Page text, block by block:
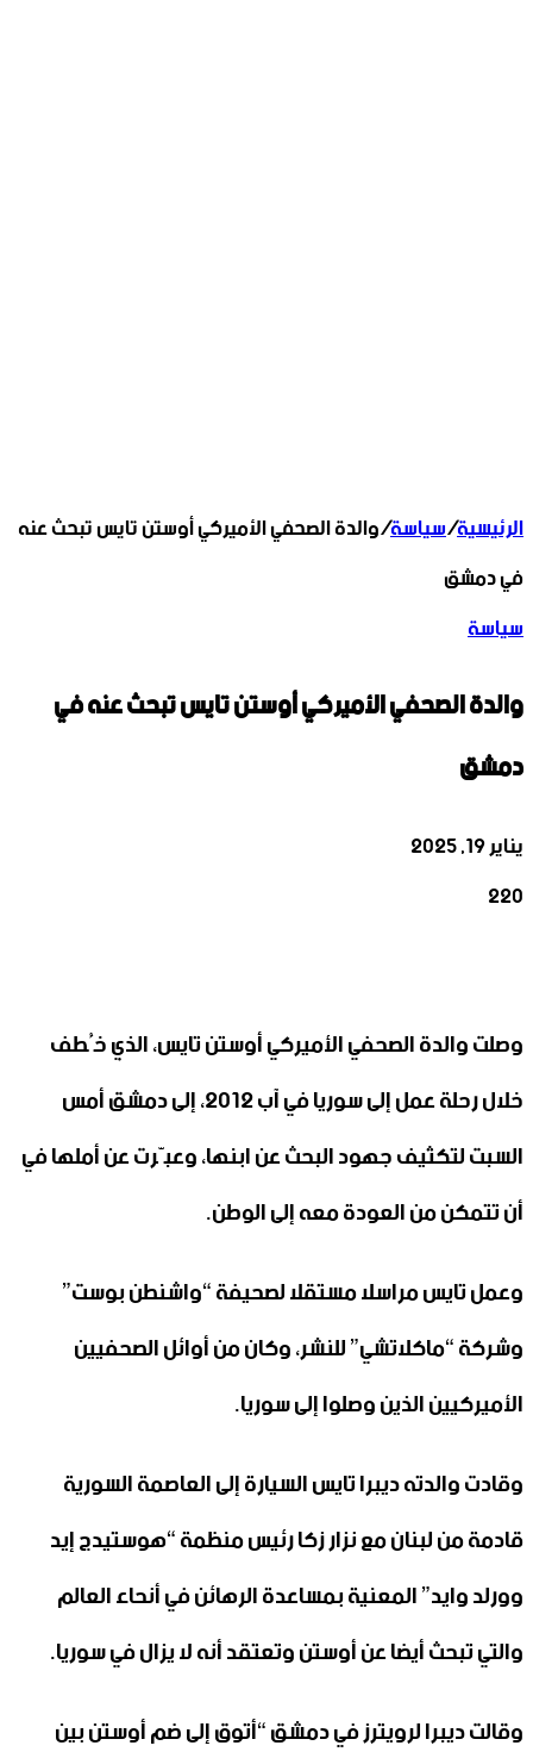
الرئيسية/سياسة/والدة الصحفي الأميركي أوستن تايس تبحث عنه
في دمشق
سياسة
والدة الصحفي الأميركي أوستن تايس تبحث عنه في
دمشق
يناير 19, 2025
220
وصلت والدة الصحفي الأميركي أوستن تايس، الذي خُطف
خلال رحلة عمل إلى سوريا في آب 2012، إلى دمشق أمس
السبت لتكثيف جهود البحث عن ابنها، وعبّرت عن أملها في
أن تتمكن من العودة معه إلى الوطن.
وعمل تايس مراسلا مستقلا لصحيفة “واشنطن بوست”
وشركة “ماكلاتشي” للنشر، وكان من أوائل الصحفيين
الأميركيين الذين وصلوا إلى سوريا.
وقادت والدته ديبرا تايس السيارة إلى العاصمة السورية
قادمة من لبنان مع نزار زكا رئيس منظمة “هوستيدج إيد
وورلد وايد” المعنية بمساعدة الرهائن في أنحاء العالم
والتي تبحث أيضا عن أوستن وتعتقد أنه لا يزال في سوريا.
وقالت ديبرا لرويترز في دمشق “أتوق إلى ضم أوستن بين